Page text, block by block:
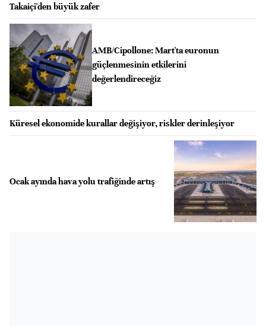
Takaiçi'den büyük zafer
AMB/Cipollone: Mart'ta euronun
güçlenmesinin etkilerini
değerlendireceğiz
Küresel ekonomide kurallar değişiyor, riskler derinleşiyor
Ocak ayında hava yolu trafiğinde artış